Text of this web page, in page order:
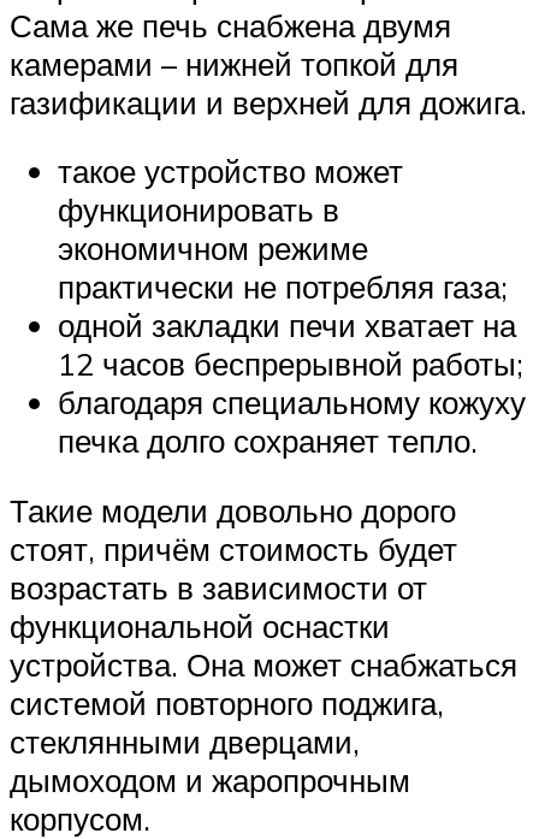
Сама же печь снабжена двумя
камерами – нижней топкой для
газификации и верхней для дожига.
такое устройство может
функционировать в
экономичном режиме
практически не потребляя газа;
одной закладки печи хватает на
12 часов беспрерывной работы;
благодаря специальному кожуху
печка долго сохраняет тепло.
Такие модели довольно дорого
стоят, причём стоимость будет
возрастать в зависимости от
функциональной оснастки
устройства. Она может снабжаться
системой повторного поджига,
стеклянными дверцами,
дымоходом и жаропрочным
корпусом.